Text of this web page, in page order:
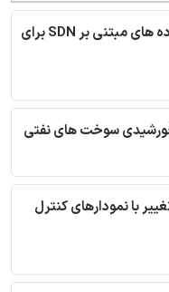
ترجمه مقاله امنیت انتقال داده های مبتنی بر SDN برای
خورشیدی سوخت های نفتی
با نمودارهای کنترل